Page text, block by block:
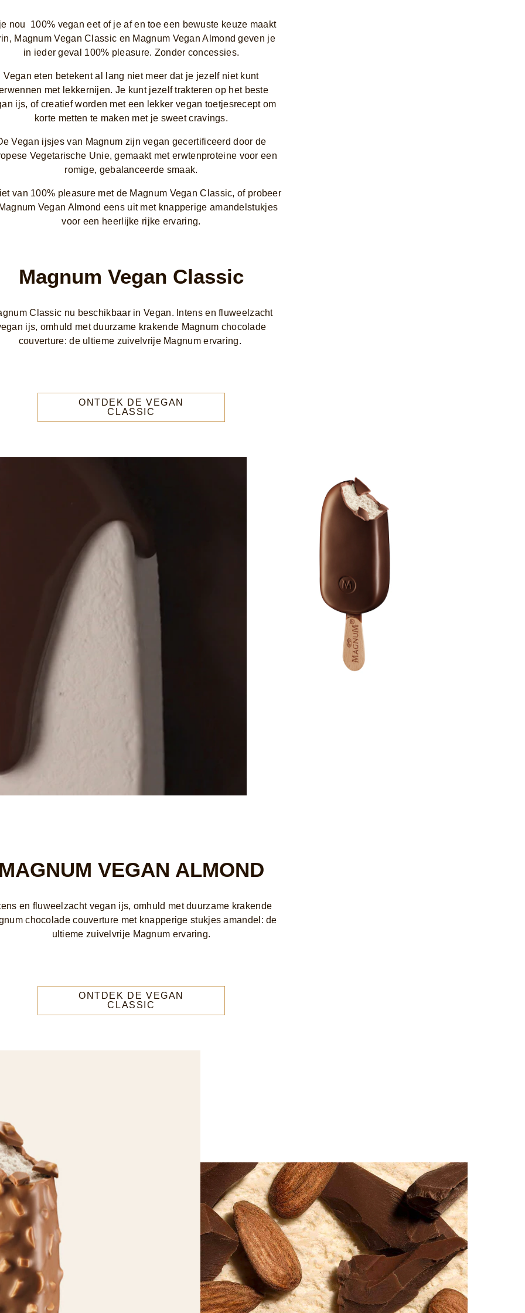
nou 100% vegan eet of je af en toe een bewuste keuze maakt
Magnum Vegan Classic en Magnum Vegan Almond geven je
in ieder geval 100% pleasure. Zonder concessies.
Vegan eten betekent al lang niet meer dat je jezelf niet kunt
met lekkernijen. Je kunt jezelf trakteren op het beste
ijs, of creatief worden met een lekker vegan toetjesrecept om
korte metten te maken met je sweet cravings.
Vegan ijsjes van Magnum zijn vegan gecertificeerd door de
Vegetarische Unie, gemaakt met erwtenproteine voor een
romige, gebalanceerde smaak.
van 100% pleasure met de Magnum Vegan Classic, of probeer
Vegan Almond eens uit met knapperige amandelstukjes
voor een heerlijke rijke ervaring.
Magnum Vegan Classic
Classic nu beschikbaar in Vegan. Intens en fluweelzacht
ijs, omhuld met duurzame krakende Magnum chocolade
couverture: de ultieme zuivelvrije Magnum ervaring.
ONTDEK DE VEGAN
CLASSIC
VEGAN ALMOND
en fluweelzacht vegan ijs, omhuld met duurzame krakende
chocolade couverture met knapperige stukjes amandel: de
ultieme zuivelvrije Magnum ervaring.
ONTDEK DE VEGAN
CLASSIC